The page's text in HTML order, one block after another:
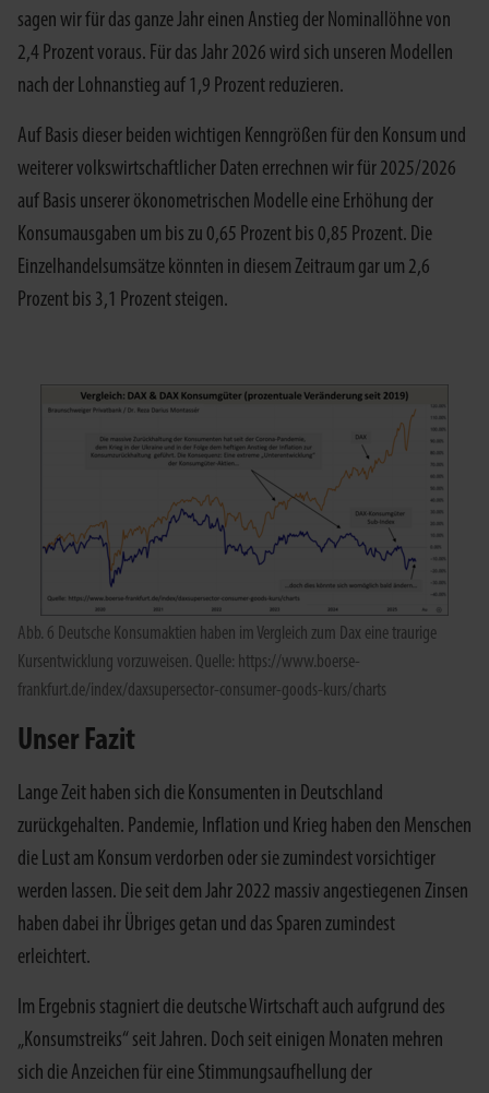
sagen wir für das ganze Jahr einen Anstieg der Nominallöhne von
2,4 Prozent voraus. Für das Jahr 2026 wird sich unseren Modellen
nach der Lohnanstieg auf 1,9 Prozent reduzieren.
Auf Basis dieser beiden wichtigen Kenngrößen für den Konsum und
weiterer volkswirtschaftlicher Daten errechnen wir für 2025/2026
auf Basis unserer ökonometrischen Modelle eine Erhöhung der
Konsumausgaben um bis zu 0,65 Prozent bis 0,85 Prozent. Die
Einzelhandelsumsätze könnten in diesem Zeitraum gar um 2,6
Prozent bis 3,1 Prozent steigen.
Abb. 6 Deutsche Konsumaktien haben im Vergleich zum Dax eine traurige
Kursentwicklung vorzuweisen. Quelle: https://www.boerse-
frankfurt.de/index/daxsupersector-consumer-goods-kurs/charts
Unser Fazit
Lange Zeit haben sich die Konsumenten in Deutschland
zurückgehalten. Pandemie, Inflation und Krieg haben den Menschen
die Lust am Konsum verdorben oder sie zumindest vorsichtiger
werden lassen. Die seit dem Jahr 2022 massiv angestiegenen Zinsen
haben dabei ihr Übriges getan und das Sparen zumindest
erleichtert.
Im Ergebnis stagniert die deutsche Wirtschaft auch aufgrund des
„Konsumstreiks“ seit Jahren. Doch seit einigen Monaten mehren
sich die Anzeichen für eine Stimmungsaufhellung der